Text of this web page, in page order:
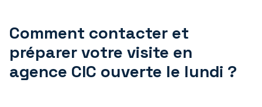
Comment contacter et
préparer votre visite en
agence CIC ouverte le lundi ?